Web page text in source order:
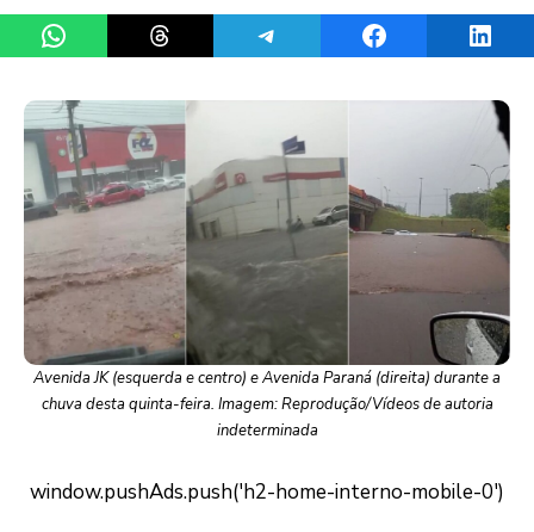
Share on WhatsAppShare on ThreadsShare on TelegramShare on Facebook
Avenida JK (esquerda e centro) e Avenida Paraná (direita) durante a
chuva desta quinta-feira. Imagem: Reprodução/Vídeos de autoria
indeterminada